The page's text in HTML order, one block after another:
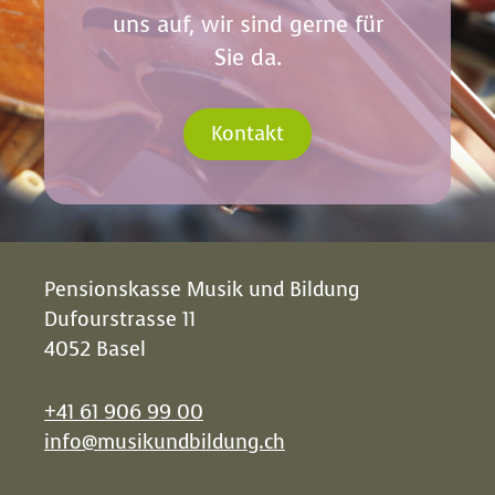
Jahresrechnung 2015
Kurzform
Jahresrechnung 2014
Kurzform
Jahresrechnung 2013
Kurzform
Jahresrechnung 2012
Kurzform
Kurzform
Jahresrechnung 2010
uns auf, wir sind gerne für
Sie da.
Kontakt
Pensionskasse Musik und Bildung
Dufourstrasse 11
4052 Basel
+41 61 906 99 00
info@musikundbildung.ch